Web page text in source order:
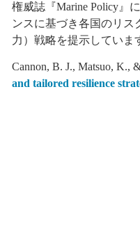
権威誌『Marine Policy』
ンスに基づき各国のリ
力）戦略を提示していま
Cannon, B. J., Matsuo, K.,
and tailored resilience